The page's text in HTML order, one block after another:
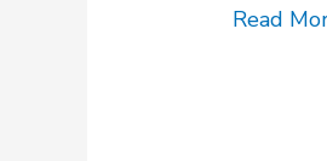
dozvola
Read